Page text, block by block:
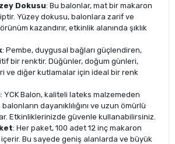
Dokusu: Bu balonlar, mat bir makaron
Yüzey dokusu, balonlara zarif ve
kazandırır, etkinlik alanında şıklık
: Pembe, duygusal bağları güçlendiren,
bir renktir. Düğünler, doğum günleri,
ve diğer kutlamalar için ideal bir renk
: YCK Balon, kaliteli lateks malzemeden
dayanıklılığını ve uzun ömürlü
Etkinliklerinizde güvenle kullanabilirsiniz.
: Her paket, 100 adet 12 inç makaron
Bu sayede geniş alanlarda ve büyük